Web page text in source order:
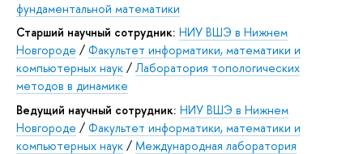
фундаментальной математики
Старший научный сотрудник: НИУ ВШЭ в Нижнем
Новгороде / Факультет информатики, математики и
компьютерных наук / Лаборатория топологических
методов в динамике
Ведущий научный сотрудник: НИУ ВШЭ в Нижнем
Новгороде / Факультет информатики, математики и
компьютерных наук / Международная лаборатория